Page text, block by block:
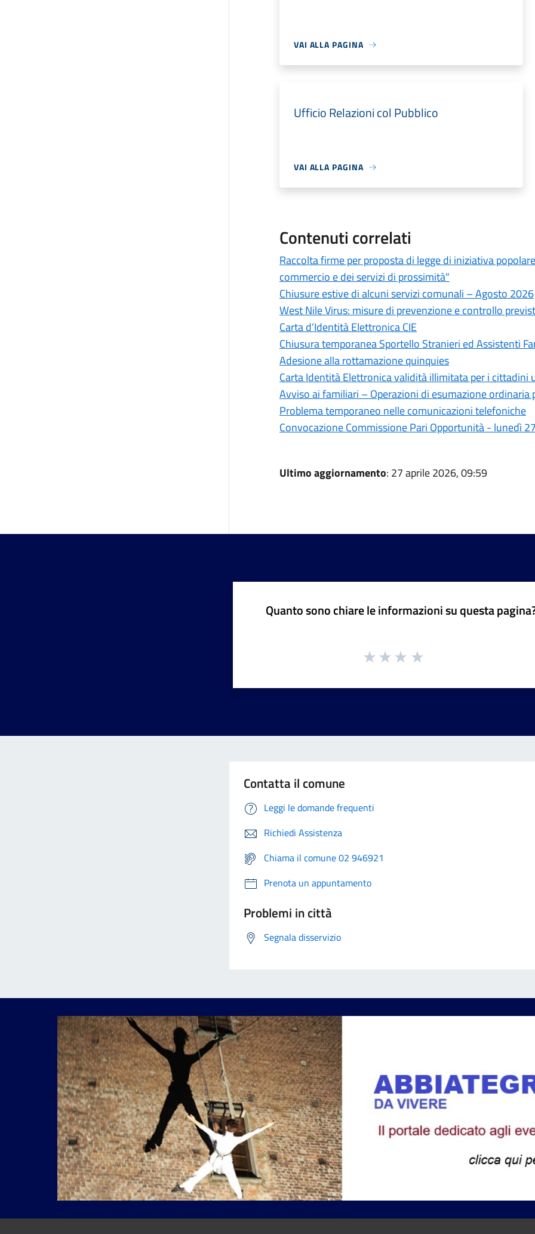
VAI ALLA PAGINA
Ufficio Relazioni col Pubblico
VAI ALLA PAGINA
Contenuti correlati
Raccolta firme per proposta di legge di iniziativa
commercio e dei servizi di prossimità"
Chiusure estive di alcuni servizi comunali – Agosto 2026
West Nile Virus: misure di prevenzione e controllo
Carta d’Identità Elettronica CIE
Chiusura temporanea Sportello Stranieri ed Assistenti
Adesione alla rottamazione quinquies
Carta Identità Elettronica validità illimitata per i cittadini
Avviso ai familiari – Operazioni di esumazione ordinaria
Problema temporaneo nelle comunicazioni telefoniche
Convocazione Commissione Pari Opportunità - lunedì
Ultimo aggiornamento: 27 aprile 2026, 09:59
Quanto sono chiare le informazioni su questa
Contatta il comune
Leggi le domande frequenti
Richiedi Assistenza
Chiama il comune 02 946921
Prenota un appuntamento
Problemi in città
Segnala disservizio